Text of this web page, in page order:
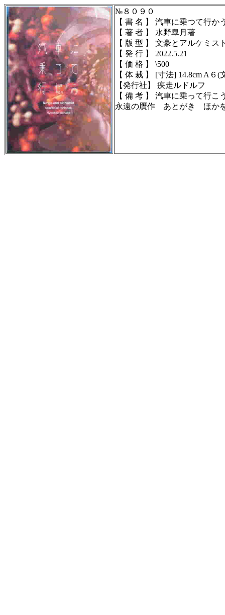
№８０９０
【 書 名 】 汽車に乗つて行か
【 著 者 】 水野皐月著
【 版 型 】 文豪とアルケミス
【 発 行 】 2022.5.21
【 価 格 】 \500
【 体 裁 】 [寸法] 14.8cm A６
【発行社】 疾走ルドルフ
【 備 考 】
汽車に乗って
永遠の贋作 あとがき ほか